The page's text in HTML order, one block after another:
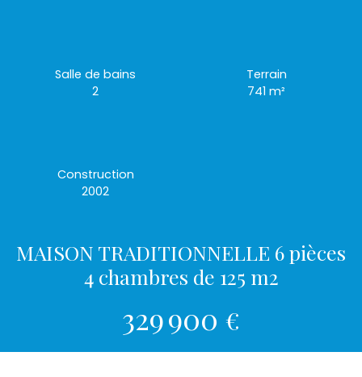
Salle de bains
2
Terrain
741m²
Construction
2002
MAISON TRADITIONNELLE 6 pièces
4 chambres de 125 m2
329 900 €